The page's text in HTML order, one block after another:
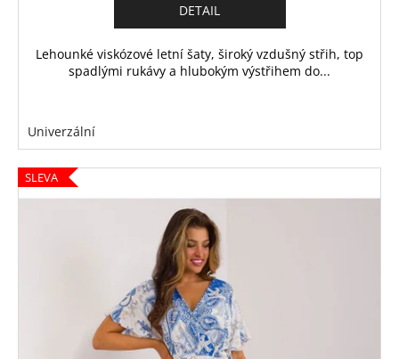
DETAIL
Lehounké viskózové letní šaty, široký vzdušný střih, top
spadlými rukávy a hlubokým výstřihem do...
Univerzální
SLEVA